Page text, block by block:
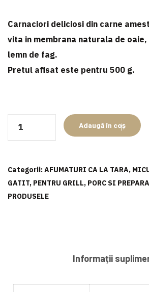
Carnaciori deliciosi din carne
vita in membrana naturala de
lemn de fag.
Pretul afisat este pentru 500 g.
Cârnați
Adaugă în coș
Categorii:AFUMATURI CA LA TARA,
GATIT,PENTRU GRILL,PORC SI
PRODUSELE
Informații